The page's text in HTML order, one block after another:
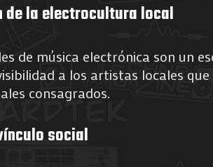
de la electrocultura local
de música electrónica son un
a los artistas locales
consagrados.
social